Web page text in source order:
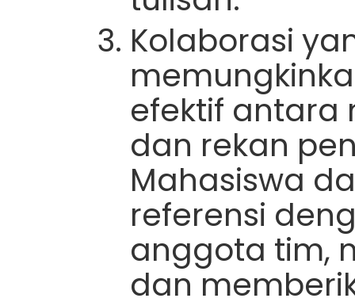
Kolaborasi
efektif antara
dan rekan
Mahasiswa
referensi
anggota tim,
dan